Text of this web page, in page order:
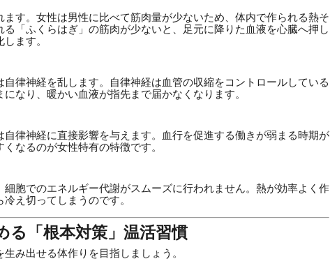
す。女性は男性に比べて筋肉量が少ないため、体内で作られる熱そ
「ふくらはぎ」の筋肉が少ないと、足元に降りた血液を心臓へ押し
ます。
律神経を乱します。自律神経は血管の収縮をコントロールしている
なり、暖かい血液が指先まで届かなくなります。
律神経に直接影響を与えます。血行を促進する働きが弱まる時期が
なるのが女性特有の特徴です。
胞でのエネルギー代謝がスムーズに行われません。熱が効率よく作
え切ってしまうのです。
る「根本対策」温活習慣
み出せる体作りを目指しましょう。